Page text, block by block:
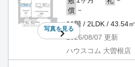
写真を見る
償 －
11階 / 2LDK / 43.54㎡
2026/08/07 更新
ハウスコム 大曽根店